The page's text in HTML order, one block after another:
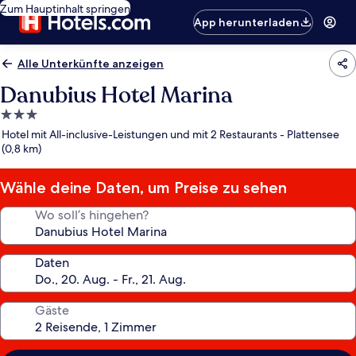
Zum Hauptinhalt springen
App herunterladen
Alle Unterkünfte anzeigen
Danubius Hotel Marina
3.0-
Sterne-
Unterkunft
Hotel mit All-inclusive-Leistungen und mit 2 Restaurants - Plattensee
(0,8 km)
Wähle deine Daten, um Preise zu sehen
Wo soll’s hingehen?
Daten
Gäste